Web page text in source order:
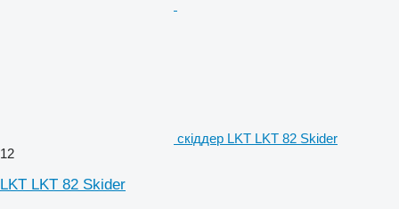
скіддер LKT LKT 82 Skider
12
LKT LKT 82 Skider